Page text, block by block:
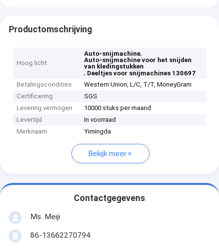
Productomschrijving
Hoog licht
Auto-snijmachine,
Auto-snijmachine voor het snijden
van kledingstukken
, Deeltjes voor snijmachines 130697
Betalingscondities
Western Union, L/C, T/T, MoneyGram
Certificering
SGS
Levering vermogen
10000 stuks per maand
Levertijd
In voorraad
Merknaam
Yimingda
Bekijk meer
Contactgegevens
Ms. Meiji
86-13662270794